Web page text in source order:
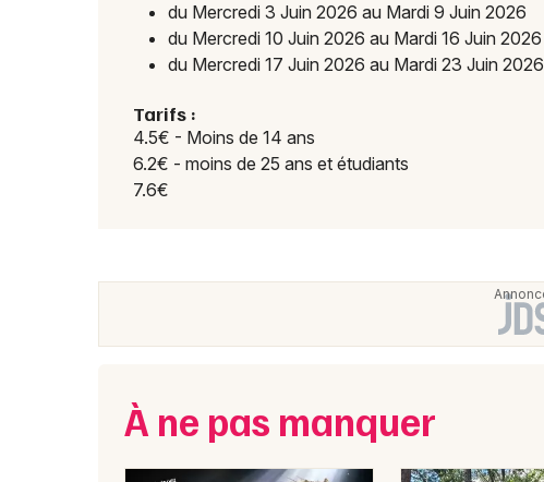
du Mercredi 3 Juin 2026 au Mardi 9 Juin 2026
du Mercredi 10 Juin 2026 au Mardi 16 Juin 2026
du Mercredi 17 Juin 2026 au Mardi 23 Juin 2026
Tarifs :
4.5€ - Moins de 14 ans
6.2€ - moins de 25 ans et étudiants
7.6€
À ne pas manquer